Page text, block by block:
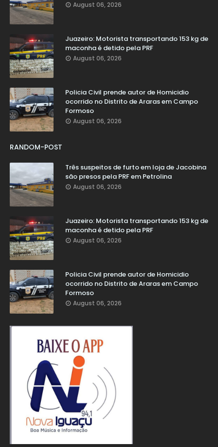
August 06, 2026
Juazeiro: Motorista transportando 153 kg de
maconha é detido pela PRF
August 06, 2026
Policia Civil prende autor de Homicidio
ocorrido no Distrito de Araras em Campo
Formoso
August 06, 2026
RANDOM-POST
Três suspeitos de furto em loja de Jacobina
são presos pela PRF em Petrolina
August 06, 2026
Juazeiro: Motorista transportando 153 kg de
maconha é detido pela PRF
August 06, 2026
Policia Civil prende autor de Homicidio
ocorrido no Distrito de Araras em Campo
Formoso
August 06, 2026